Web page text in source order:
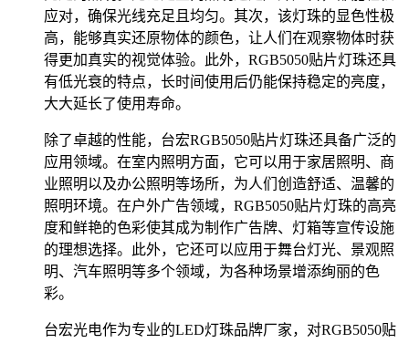
应对，确保光线充足且均匀。其次，该灯珠的显色性极
高，能够真实还原物体的颜色，让人们在观察物体时获
得更加真实的视觉体验。此外，RGB5050贴片灯珠还具
有低光衰的特点，长时间使用后仍能保持稳定的亮度，
大大延长了使用寿命。
除了卓越的性能，台宏RGB5050贴片灯珠还具备广泛的
应用领域。在室内照明方面，它可以用于家居照明、商
业照明以及办公照明等场所，为人们创造舒适、温馨的
照明环境。在户外广告领域，RGB5050贴片灯珠的高亮
度和鲜艳的色彩使其成为制作广告牌、灯箱等宣传设施
的理想选择。此外，它还可以应用于舞台灯光、景观照
明、汽车照明等多个领域，为各种场景增添绚丽的色
彩。
台宏光电作为专业的LED灯珠品牌厂家，对RGB5050贴